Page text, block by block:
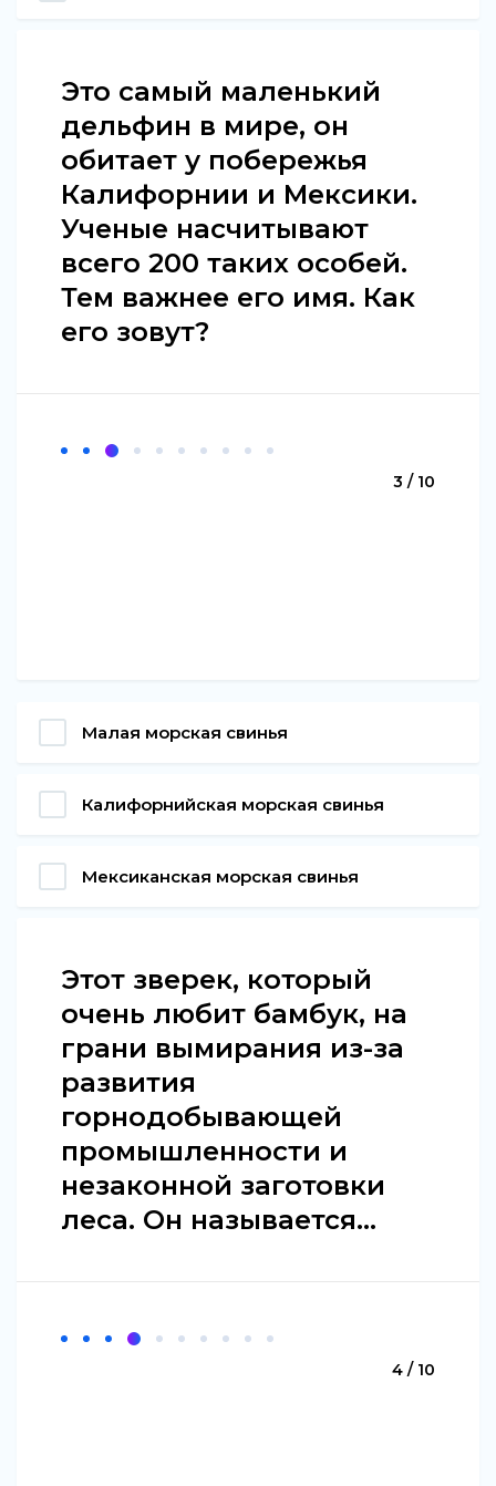
Это самый маленький
дельфин в мире, он
обитает у побережья
Калифорнии и Мексики.
Ученые насчитывают
всего 200 таких особей.
Тем важнее его имя. Как
его зовут?
3 / 10
Малая морская свинья
Калифорнийская морская свинья
Мексиканская морская свинья
Этот зверек, который
очень любит бамбук, на
грани вымирания из-за
развития
горнодобывающей
промышленности и
незаконной заготовки
леса. Он называется...
4 / 10